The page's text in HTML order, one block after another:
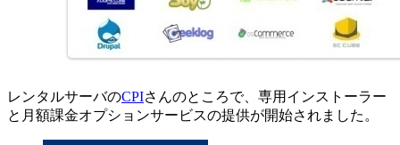
レンタルサーバのCPIさんのところで、専用インストーラー
と月額課金オプションサービスの提供が開始されました。